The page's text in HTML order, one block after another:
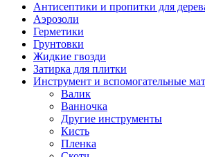
Антисептики и пропитки для
Аэрозоли
Герметики
Грунтовки
Жидкие гвозди
Затирка для плитки
Инструмент и вспомогательные
Валик
Ванночка
Другие инструменты
Кисть
Пленка